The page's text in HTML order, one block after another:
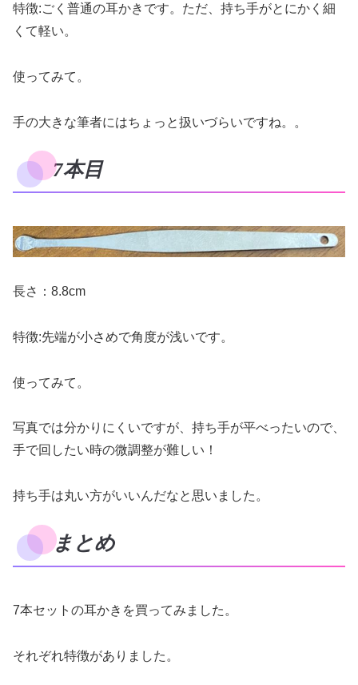
特徴:ごく普通の耳かきです。ただ、持ち手がとにかく細
くて軽い。
使ってみて。
手の大きな筆者にはちょっと扱いづらいですね。。
7本目
長さ：8.8cm
特徴:先端が小さめで角度が浅いです。
使ってみて。
写真では分かりにくいですが、持ち手が平べったいので、
手で回したい時の微調整が難しい！
持ち手は丸い方がいいんだなと思いました。
まとめ
7本セットの耳かきを買ってみました。
それぞれ特徴がありました。